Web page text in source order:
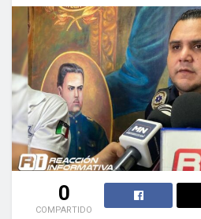
0
COMPARTIDO